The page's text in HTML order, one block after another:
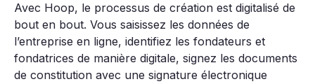
Avec Hoop, le processus de création est digitalisé de
bout en bout. Vous saisissez les données de
l’entreprise en ligne, identifiez les fondateurs et
fondatrices de manière digitale, signez les documents
de constitution avec une signature électronique